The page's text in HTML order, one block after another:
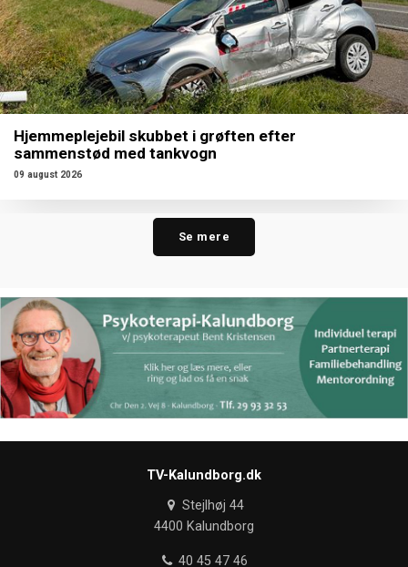
Hjemmeplejebil skubbet i grøften efter
sammenstød med tankvogn
09 august 2026
Se mere
TV-Kalundborg.dk
Stejlhøj 44
4400 Kalundborg
40 45 47 46